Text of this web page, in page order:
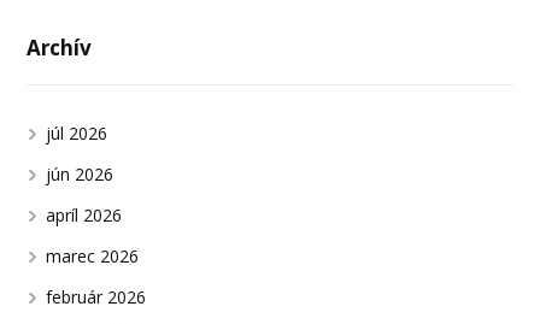
Archív
júl 2026
jún 2026
apríl 2026
marec 2026
február 2026